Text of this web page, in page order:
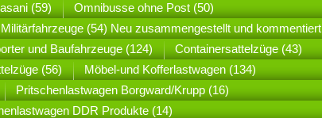
(59)
Omnibusse ohne Post (50)
Militärfahrzeuge (54) Neu zusammengestellt und kommentiert
und Baufahrzeuge (124)
Containersattelzüge (43)
(56)
Möbel-und Kofferlastwagen (134)
Pritschenlastwagen Borgward/Krupp (16)
DDR Produkte (14)